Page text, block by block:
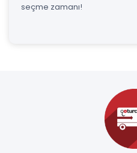
seçme zamanı!